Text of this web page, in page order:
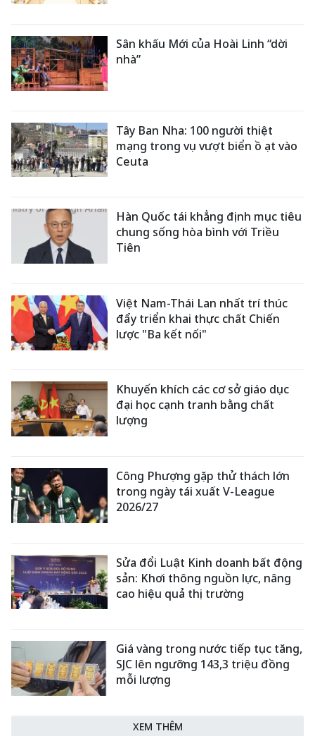
Sân khấu Mới của Hoài Linh “dời
nhà”
Tây Ban Nha: 100 người thiệt
mạng trong vụ vượt biển ồ ạt vào
Ceuta
Hàn Quốc tái khẳng định mục tiêu
chung sống hòa bình với Triều
Tiên
Việt Nam-Thái Lan nhất trí thúc
đẩy triển khai thực chất Chiến
lược "Ba kết nối"
Khuyến khích các cơ sở giáo dục
đại học cạnh tranh bằng chất
lượng
Công Phượng gặp thử thách lớn
trong ngày tái xuất V-League
2026/27
Sửa đổi Luật Kinh doanh bất động
sản: Khơi thông nguồn lực, nâng
cao hiệu quả thị trường
Giá vàng trong nước tiếp tục tăng,
SJC lên ngưỡng 143,3 triệu đồng
mỗi lượng
XEM THÊM